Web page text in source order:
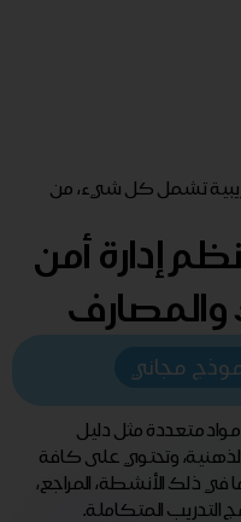
تشمل كل شيء، من
إدارة أمن
والمصارف
مجاني
متعددة مثل دليل
الذهنية، وتحتوي على كافة
في ذلك الأنشطة، المراجع،
التدريب المتكاملة.